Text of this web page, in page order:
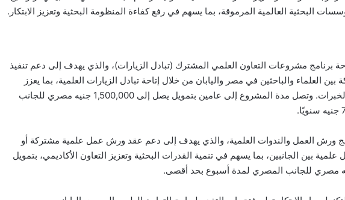
البحثية العالمية المرموقة، بما يسهم في رفع كفاءة المنظومة البحثية وتعزيز الابتكار.
برنامج مشروعات التعاون العلمي المشترك (تبادل الزيارات)، والذي يهدف إلى دعم تنفيذ
العلماء والباحثين في مصر واليابان من خلال إتاحة تبادل الزيارات العلمية، بما يعزز
التعاون البحثي وتبادل الخبرات. وتصل مدة المشروع إلى عامين بتمويل يصل إلى 1,500,000 جنيه مصري للجانب
ورش العمل والندوات العلمية، والذي يهدف إلى دعم عقد ورش عمل علمية مشتركة أو
بين الجانبين، بما يسهم في تنمية القدرات البحثية وتعزيز التعاون الأكاديمي، بتمويل